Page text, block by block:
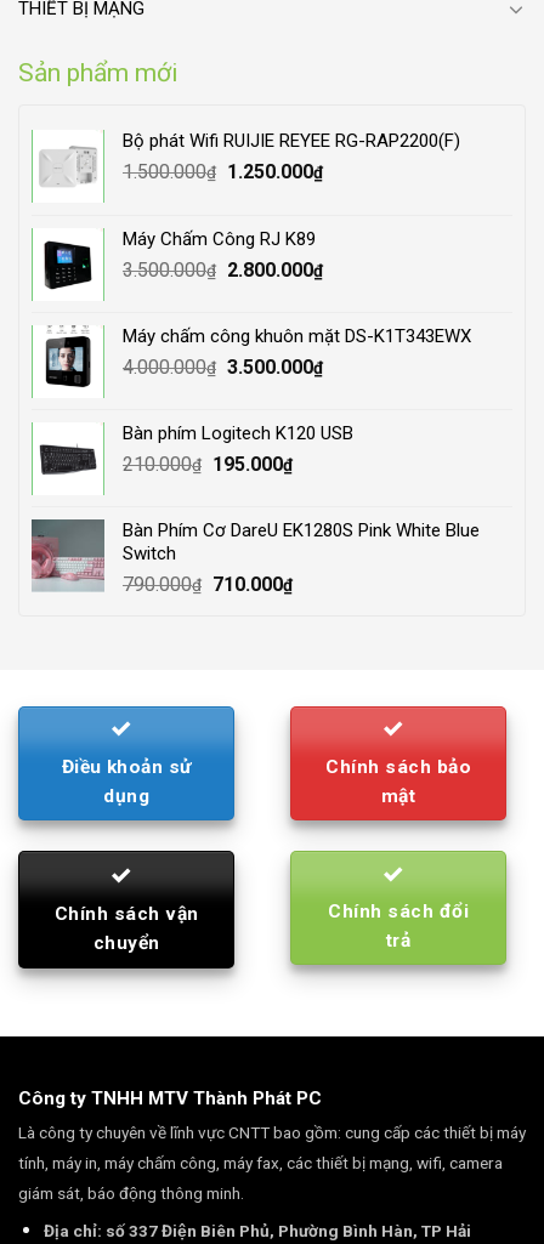
THIẾT BỊ MẠNG
Sản phẩm mới
Bộ phát Wifi RUIJIE REYEE RG-RAP2200(F)
1.500.000₫
Original
1.500.000₫.
1.250.000₫Current
Máy Chấm Công RJ K89
3.500.000₫
Original
3.500.000₫.
2.800.000₫Current
2.800.000₫.
Máy chấm công khuôn mặt DS-K1T343EWX
4.000.000₫ Original
4.000.000₫.
3.500.000₫Current
3.500.000₫.
Bàn phím Logitech K120 USB
210.000₫
Original
210.000₫.
195.000₫Current
195.000₫.
Bàn Phím Cơ DareU EK1280S Pink White Blue
Switch
790.000₫
Original
710.000₫Current
Điều khoản sử
dụng
Chính sách bảo
mật
Chính sách vận
chuyển
Chính sách đổi
trả
Công ty TNHH MTV Thành Phát PC
Là công ty chuyên về lĩnh vực CNTT bao gồm: cung cấp các thiết bị máy
tính, máy in, máy chấm công, máy fax, các thiết bị mạng, wifi, camera
giám sát, báo động thông minh.
Địa chỉ: số 337 Điện Biên Phủ, Phường Bình Hàn, TP Hải